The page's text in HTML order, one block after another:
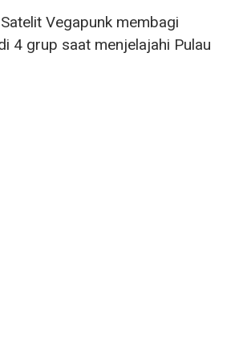
Vegapunk membagi
4 grup saat menjelajahi Pulau